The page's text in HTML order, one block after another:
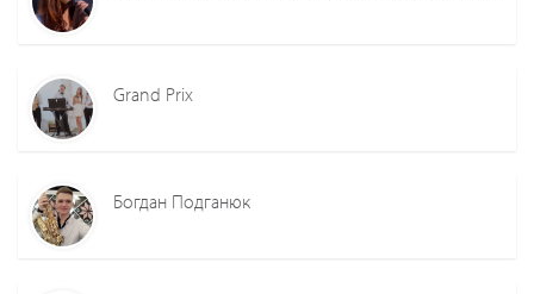
Grand Prix
Богдан Подганюк